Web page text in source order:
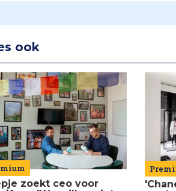
ook
zoekt ceo voor